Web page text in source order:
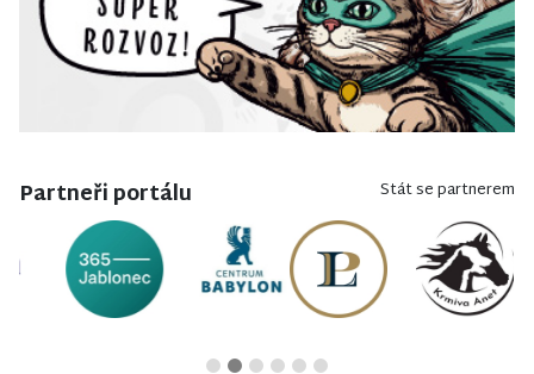
Partneři portálu Stát se partnerem